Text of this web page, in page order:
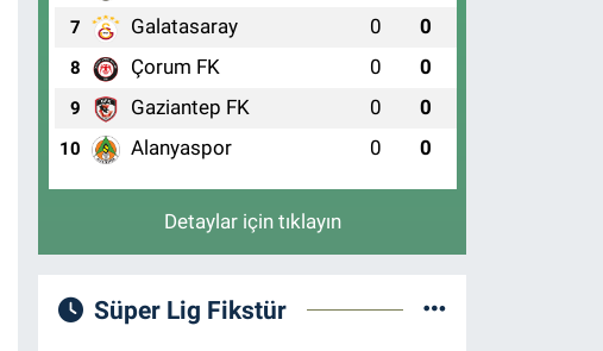
7 Galatasaray 0 0
8 Çorum FK 0 0
9 Gaziantep FK 0 0
10 Alanyaspor 0 0
Detaylar için tıklayın
Süper Lig Fikstür